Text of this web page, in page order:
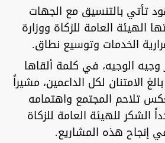
تأتي بالتنسيق مع الجهات
الهيئة العامة للزكاة ووزارة
الخدمات وتوسيع نطاق.
وجيه الوجيه، في كلمة ألقاها
الامتنان لكل الداعمين، مشيراً
تلاحم المجتمع واهتمامه
الشكر للهيئة العامة للزكاة
إنجاح هذه المشاريع.